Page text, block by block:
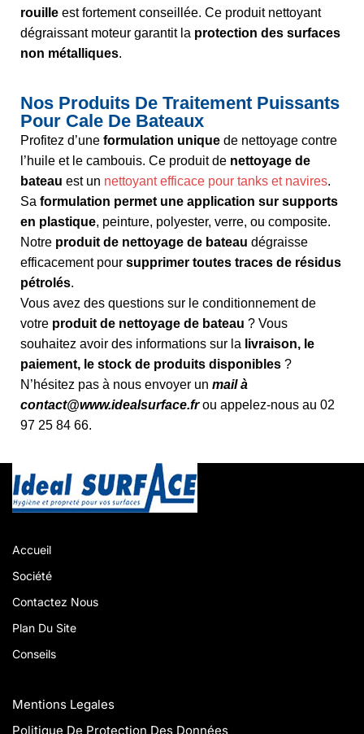
rouille est fortement conseillée. Ce produit nettoyant
dégraissant moteur garantit la protection des surfaces
non métalliques.
Nos Produits De Traitement Puissants
Pour Cale De Bateaux
Profitez d’une formulation unique de nettoyage contre
l’huile et le cambouis. Ce produit de nettoyage de
bateau est un nettoyant efficace pour tanks et navires.
Sa formulation permet une application sur supports
en plastique, peinture, polyester, verre, ou composite.
Notre produit de nettoyage de bateau dégraisse
efficacement pour supprimer toutes traces de résidus
pétrolés.
Vous avez des questions sur le conditionnement de
votre produit de nettoyage de bateau ? Vous
souhaitez avoir des informations sur la livraison, le
paiement, le stock de produits disponibles ?
N’hésitez pas à nous envoyer un mail à
contact@www.idealsurface.fr ou appelez-nous au 02
97 25 84 66.
Accueil
Société
Contactez Nous
Plan Du Site
Conseils
Mentions Legales
Politique De Protection Des Données